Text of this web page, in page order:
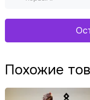
Похожие